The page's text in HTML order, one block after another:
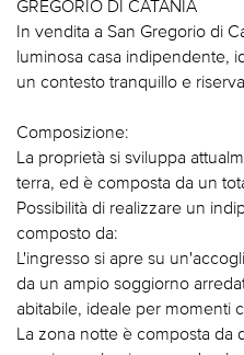
GREGORIO DI CATANIA
In vendita a San Gregorio di
luminosa casa indipendente,
un contesto tranquillo e
Composizione:
La proprietà si sviluppa
terra, ed è composta da un
Possibilità di realizzare un
composto da:
L'ingresso si apre su
da un ampio soggiorno
abitabile, ideale per momenti
La zona notte è composta da